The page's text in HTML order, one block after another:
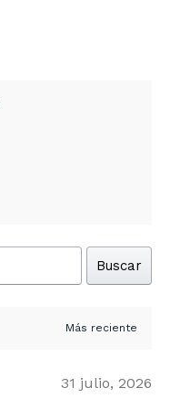
Buscar
31 julio, 2026